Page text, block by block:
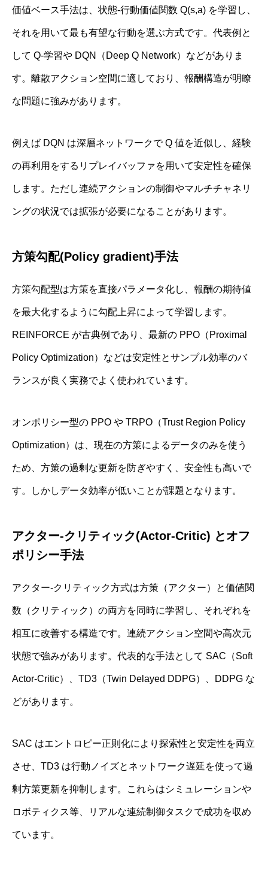
価値ベース手法は、状態‐行動価値関数 Q(s,a) を学習し、
それを用いて最も有望な行動を選ぶ方式です。代表例と
して Q‐学習や DQN（Deep Q Network）などがありま
す。離散アクション空間に適しており、報酬構造が明瞭
な問題に強みがあります。
例えば DQN は深層ネットワークで Q 値を近似し、経験
の再利用をするリプレイバッファを用いて安定性を確保
します。ただし連続アクションの制御やマルチチャネリ
ングの状況では拡張が必要になることがあります。
方策勾配(Policy gradient)手法
方策勾配型は方策を直接パラメータ化し、報酬の期待値
を最大化するように勾配上昇によって学習します。
REINFORCE が古典例であり、最新の PPO（Proximal
Policy Optimization）などは安定性とサンプル効率のバ
ランスが良く実務でよく使われています。
オンポリシー型の PPO や TRPO（Trust Region Policy
Optimization）は、現在の方策によるデータのみを使う
ため、方策の過剰な更新を防ぎやすく、安全性も高いで
す。しかしデータ効率が低いことが課題となります。
アクター‐クリティック(Actor‐Critic) とオフ
ポリシー手法
アクター‐クリティック方式は方策（アクター）と価値関
数（クリティック）の両方を同時に学習し、それぞれを
相互に改善する構造です。連続アクション空間や高次元
状態で強みがあります。代表的な手法として SAC（Soft
Actor‐Critic）、TD3（Twin Delayed DDPG）、DDPG な
どがあります。
SAC はエントロピー正則化により探索性と安定性を両立
させ、TD3 は行動ノイズとネットワーク遅延を使って過
剰方策更新を抑制します。これらはシミュレーションや
ロボティクス等、リアルな連続制御タスクで成功を収め
ています。